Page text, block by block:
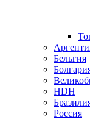
Бельгия
HDH
Россия